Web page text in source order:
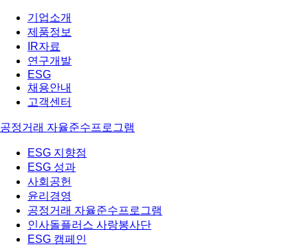
기업소개
제품정보
IR자료
연구개발
ESG
채용안내
고객센터
공정거래 자율준수프로그램
ESG 지향점
ESG 성과
사회공헌
윤리경영
공정거래 자율준수프로그램
인사돌플러스 사랑봉사단
ESG 캠페인